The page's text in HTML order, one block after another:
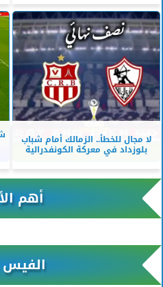
لا مجال للخطأ.. الزمالك أمام شباب
بلوزداد في معركة الكونفدرالية
أهم